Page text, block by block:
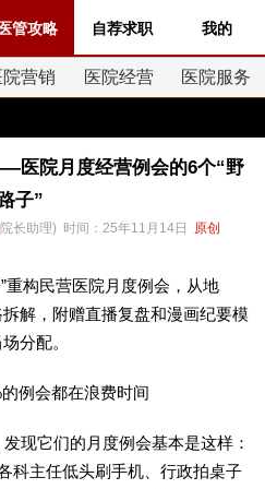
医管攻略 自荐求职 我的
院营销 医院经营 医院服务
医院月度经营例会的6个“野
子”
长助理) 时间：25年11月14日 原创
重构民营医院月度例会，从地
解，附赠直播复盘和漫画纪要模
分配。
例会都在浪费时间
它们的月度例会基本是这样：
科主任低头刷手机、行政拍桌子